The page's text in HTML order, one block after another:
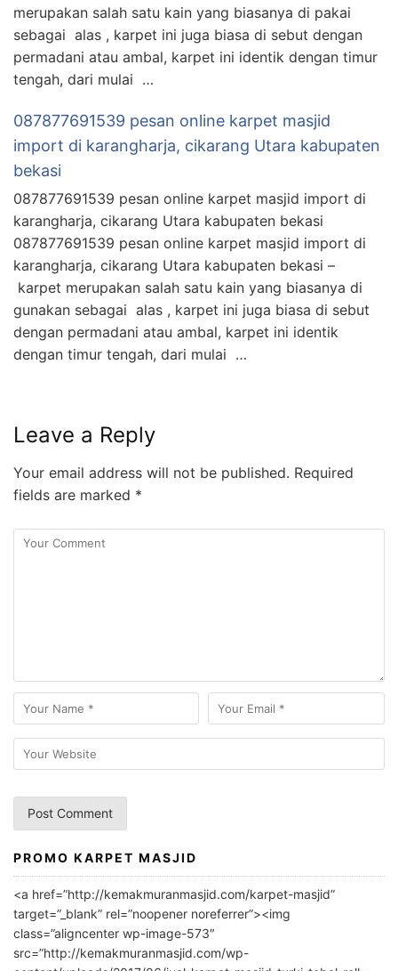
merupakan salah satu kain yang biasanya di pakai
sebagai alas , karpet ini juga biasa di sebut dengan
permadani atau ambal, karpet ini identik dengan timur
tengah, dari mulai …
087877691539 pesan online karpet masjid
import di karangharja, cikarang Utara kabupaten
bekasi
087877691539 pesan online karpet masjid import di
karangharja, cikarang Utara kabupaten bekasi
087877691539 pesan online karpet masjid import di
karangharja, cikarang Utara kabupaten bekasi –
karpet merupakan salah satu kain yang biasanya di
gunakan sebagai alas , karpet ini juga biasa di sebut
dengan permadani atau ambal, karpet ini identik
dengan timur tengah, dari mulai …
Leave a Reply
Your email address will not be published. Required
fields are marked *
A
l
r
PROMO KARPET MASJID
<a href=”http://kemakmuranmasjid.com/karpet-masjid”
target=”_blank” rel=”noopener noreferrer”><img
class=”aligncenter wp-image-573″
src=”http://kemakmuranmasjid.com/wp-